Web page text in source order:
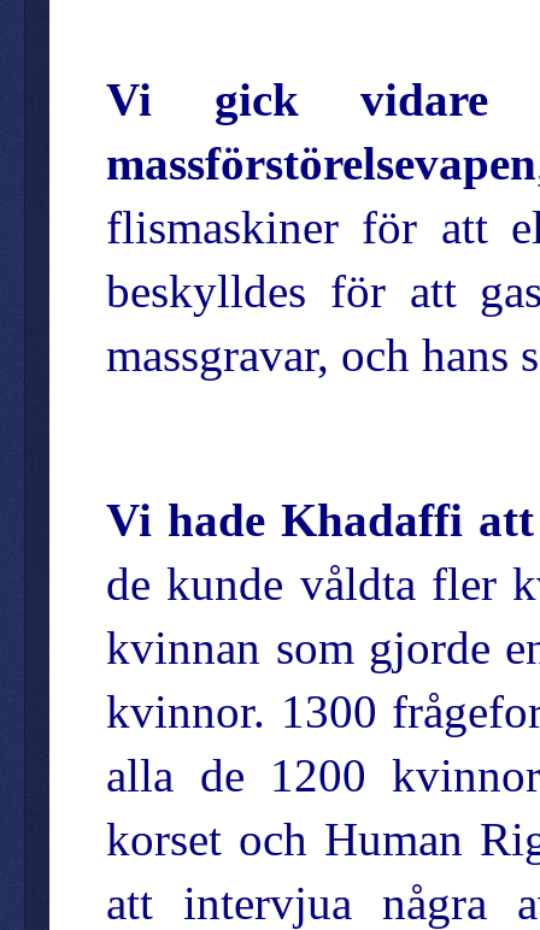
Vi gick vidare
massförstörelsevapen
flismaskiner för att
beskylldes för att
massgravar, och hans
Vi hade Khadaffi
de kunde våldta fler
kvinnan som gjorde
kvinnor. 1300
alla de 1200
korset och Human
att intervjua några